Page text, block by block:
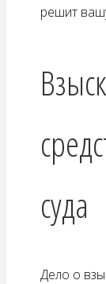
решит
суда
Дело о